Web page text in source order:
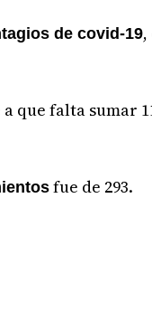
de covid-19,
a que falta sumar
fue de 293.